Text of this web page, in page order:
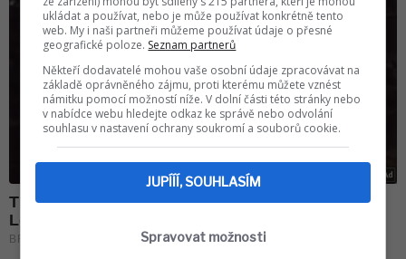
ukládat a používat, nebo je může používat konkrétně tento
web. My i naši partneři můžeme používat údaje o přesné
geografické poloze. Seznam partnerů
Někteří dodavatelé mohou vaše osobní údaje zpracovávat na
základě oprávněného zájmu, proti kterému můžete vznést
námitku pomocí možností níže. V dolní části této stránky nebo
v nabídce webu hledejte odkaz ke správě nebo odvolání
souhlasu v nastavení ochrany soukromí a souborů cookie.
JUPÍÍÍ, SOUHLASÍM
Spravovat možnosti